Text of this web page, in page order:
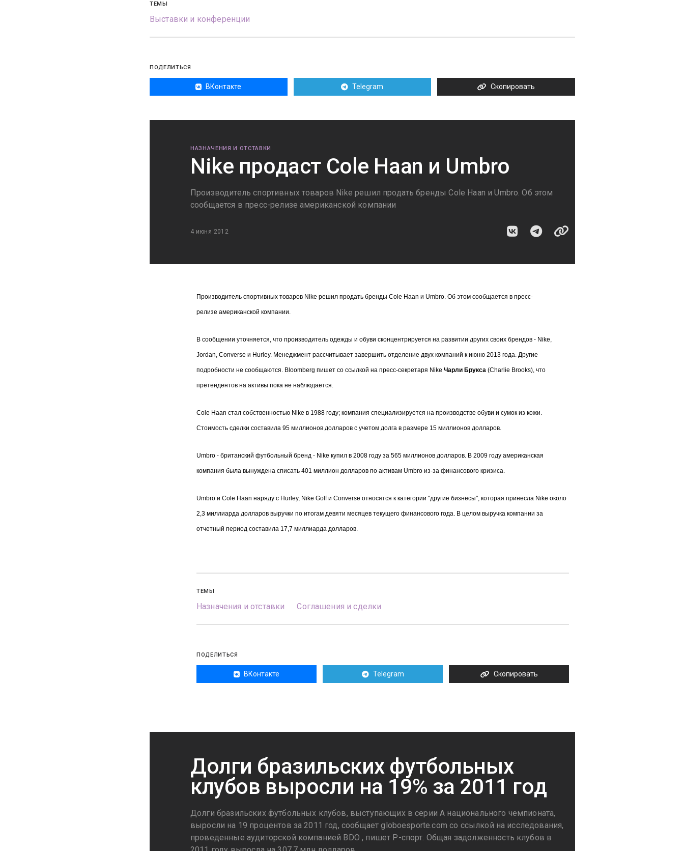
ТЕМЫ
Выставки и конференции
ПОДЕЛИТЬСЯ
ВКонтакте Telegram Скопировать
НАЗНАЧЕНИЯ И ОТСТАВКИ
Nike продаст Cole Haan и Umbro
Производитель спортивных товаров Nike решил продать бренды Cole Haan и Umbro. Об этом
сообщается в пресс-релизе американской компании
4 июня 2012
Производитель спортивных товаров Nike решил продать бренды Cole Haan и Umbro. Об этом сообщается в пресс-
релизе американской компании.
В сообщении уточняется, что производитель одежды и обуви сконцентрируется на развитии других своих брендов - Nike,
Jordan, Converse и Hurley. Менеджмент рассчитывает завершить отделение двух компаний к июню 2013 года. Другие
подробности не сообщаются. Bloomberg пишет со ссылкой на пресс-секретаря Nike Чарли Брукса (Charlie Brooks), что
претендентов на активы пока не наблюдается.
Cole Haan стал собственностью Nike в 1988 году; компания специализируется на производстве обуви и сумок из кожи.
Стоимость сделки составила 95 миллионов долларов с учетом долга в размере 15 миллионов долларов.
Umbro - британский футбольный бренд - Nike купил в 2008 году за 565 миллионов долларов. В 2009 году американская
компания была вынуждена списать 401 миллион долларов по активам Umbro из-за финансового кризиса.
Umbro и Cole Haan наряду с Hurley, Nike Golf и Converse относятся к категории "другие бизнесы", которая принесла Nike около
2,3 миллиарда долларов выручки по итогам девяти месяцев текущего финансового года. В целом выручка компании за
отчетный период составила 17,7 миллиарда долларов.
ТЕМЫ
Назначения и отставки Соглашения и сделки
ПОДЕЛИТЬСЯ
ВКонтакте Telegram Скопировать
Долги бразильских футбольных
клубов выросли на 19% за 2011 год
Долги бразильских футбольных клубов, выступающих в серии А национального чемпионата,
выросли на 19 процентов за 2011 год, сообщает globoesporte.com со ссылкой на исследования,
проведенные аудиторской компанией BDO , пишет Р-спорт. Общая задолженность клубов в